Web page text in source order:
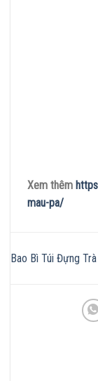
Xem thêm
mau-pa/
Bao Bì Túi Đựng